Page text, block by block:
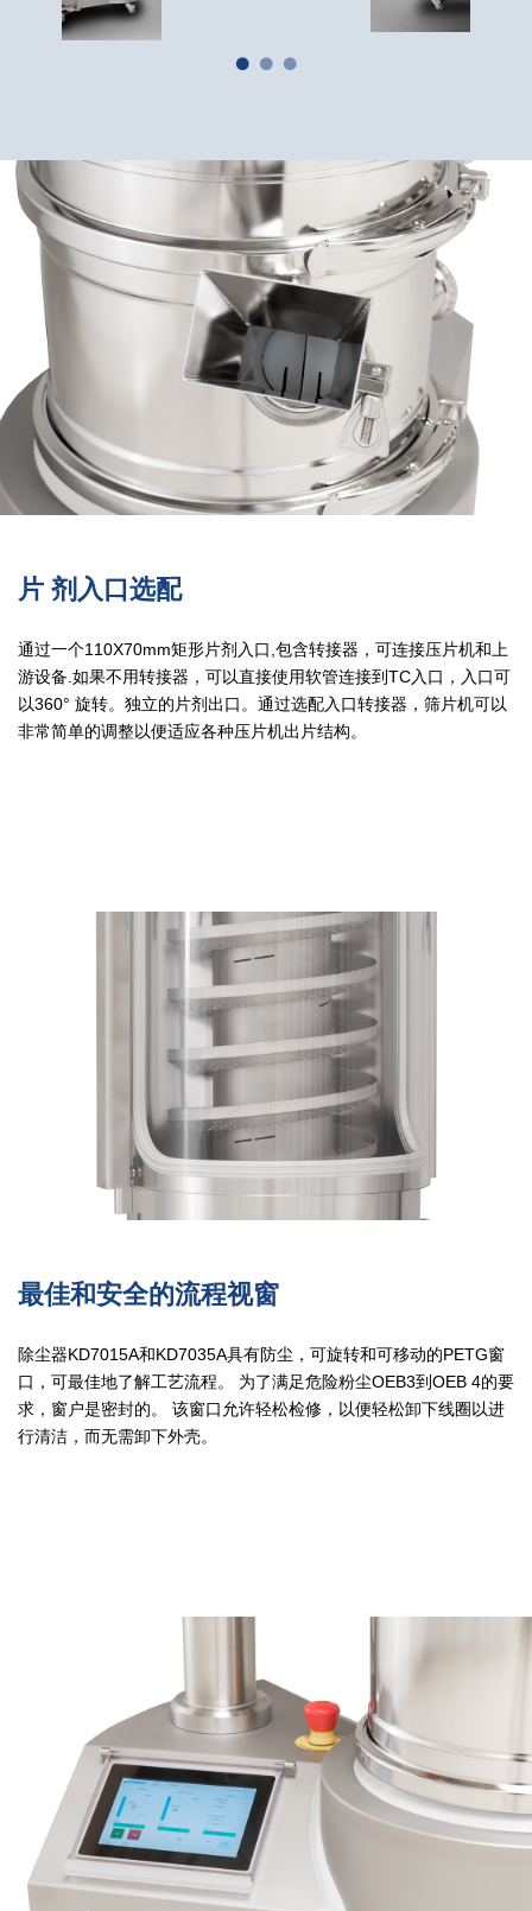
片 剂入口选配
通过一个110X70mm矩形片剂入口,包含转接器，可连接压片机和上
游设备.如果不用转接器，可以直接使用软管连接到TC入口，入口可
以360° 旋转。独立的片剂出口。通过选配入口转接器，筛片机可以
非常简单的调整以便适应各种压片机出片结构。
最佳和安全的流程视窗
除尘器KD7015A和KD7035A具有防尘，可旋转和可移动的PETG窗
口，可最佳地了解工艺流程。 为了满足危险粉尘OEB3到OEB 4的要
求，窗户是密封的。 该窗口允许轻松检修，以便轻松卸下线圈以进
行清洁，而无需卸下外壳。